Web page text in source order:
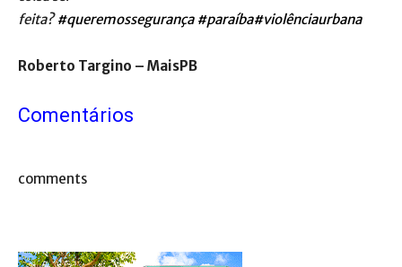
feita?#queremossegurança #paraíba#violênciaurbana
Roberto Targino – MaisPB
Comentários
comments